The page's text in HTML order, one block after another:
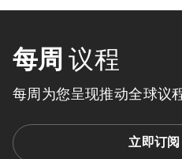
每周 议程
每周为您呈现推动全球议
立即订阅